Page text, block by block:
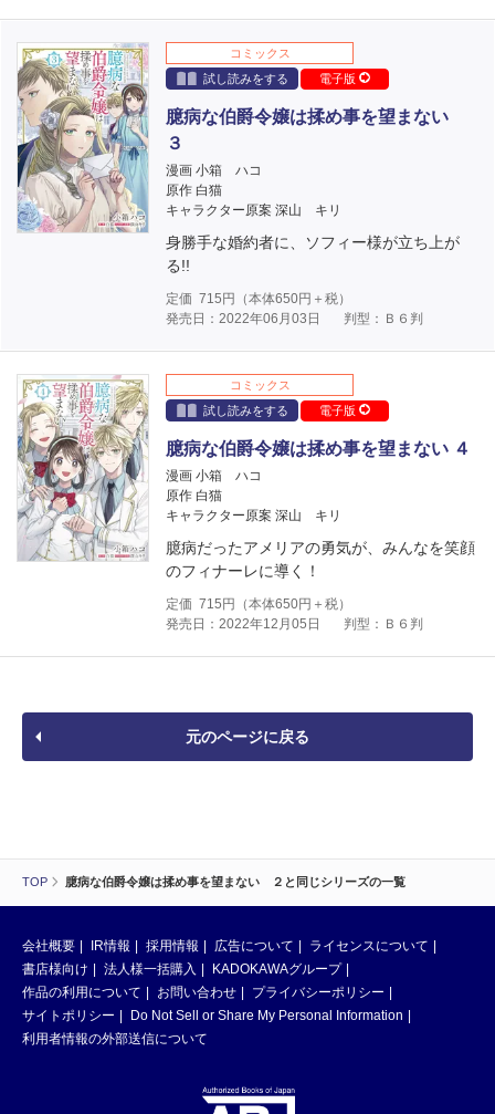
TOP 臆病な伯爵令嬢は揉め事を望まない ２と同じシリーズの一覧
コミックス
試し読みをする
電子版
臆病な伯爵令嬢は揉め事を望まない
３
漫画 小箱 ハコ
原作 白猫
キャラクター原案 深山 キリ
身勝手な婚約者に、ソフィー様が立ち上が
る!!
定価 715 円（本体650円＋税）
発売日：2022年06月03日
判型：Ｂ６判
コミックス
試し読みをする
電子版
臆病な伯爵令嬢は揉め事を望まない ４
漫画 小箱 ハコ
原作 白猫
キャラクター原案 深山 キリ
臆病だったアメリアの勇気が、みんなを笑顔
のフィナーレに導く！
定価 715 円（本体650円＋税）
発売日：2022年12月05日
判型：Ｂ６判
元のページに戻る
会社概要 IR情報 採用情報 広告について
ライセンスについて
書店様向け
法人様一括購入
KADOKAWAグループ
作品の利用について
お問い合わせ
プライバシーポリシー
サイトポリシー
Do Not Sell or Share My Personal Information
利用者情報の外部送信について